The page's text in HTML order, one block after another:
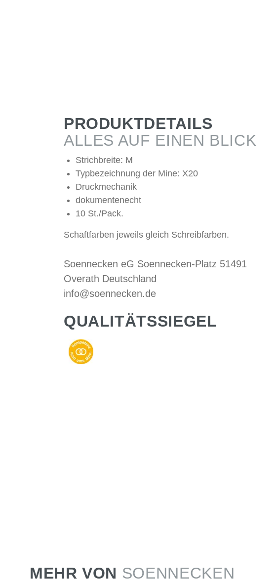
PRODUKTDETAILS
ALLES AUF EINEN BLICK
Strichbreite: M
Typbezeichnung der Mine: X20
Druckmechanik
dokumentenecht
10 St./Pack.
Schaftfarben jeweils gleich Schreibfarben.
Soennecken eG Soennecken-Platz 51491
Overath Deutschland
info@soennecken.de
QUALITÄTSSIEGEL
MEHR VON SOENNECKEN